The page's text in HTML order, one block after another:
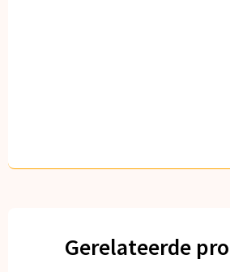
Gerelateerde